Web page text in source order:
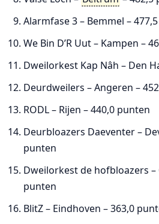
Alarmfase 3 – Bemmel –
We Bin D’R Uut – Kampen –
Dweilorkest Kap Nâh – Den
Deurdweilers – Angeren –
RODL – Rijen – 440,0 punten
Deurbloazers Daeventer –
punten
Dweilorkest de hofbloazers –
punten
BlitZ – Eindhoven – 363,0